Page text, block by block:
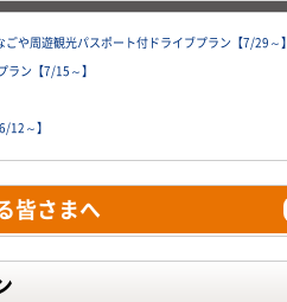
や周遊観光パスポート付ドライブプラン【7/29～】
ラン【7/15～】
12～】
皆さまへ